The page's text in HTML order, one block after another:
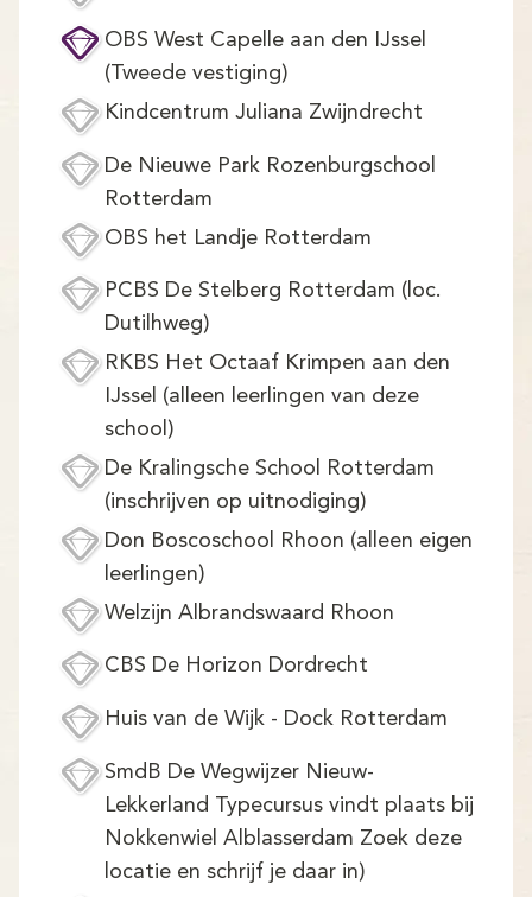
OBS West Capelle aan den IJssel
(Tweede vestiging)
Kindcentrum Juliana Zwijndrecht
De Nieuwe Park Rozenburgschool
Rotterdam
OBS het Landje Rotterdam
PCBS De Stelberg Rotterdam (loc.
Dutilhweg)
RKBS Het Octaaf Krimpen aan den
IJssel (alleen leerlingen van deze
school)
De Kralingsche School Rotterdam
(inschrijven op uitnodiging)
Don Boscoschool Rhoon (alleen eigen
leerlingen)
Welzijn Albrandswaard Rhoon
CBS De Horizon Dordrecht
Huis van de Wijk - Dock Rotterdam
SmdB De Wegwijzer Nieuw-
Lekkerland Typecursus vindt plaats bij
Nokkenwiel Alblasserdam Zoek deze
locatie en schrijf je daar in)